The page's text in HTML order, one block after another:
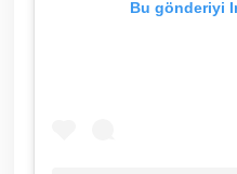
Bu gönderiyi